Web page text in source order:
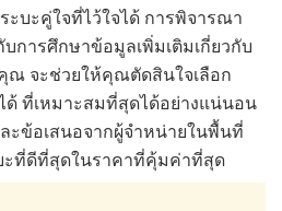
บะคู่ใจที่ไว้ใจได้ การพิจารณา
การศึกษาข้อมูลเพิ่มเติมเกี่ยวกับ
ณ จะช่วยให้คุณตัดสินใจเลือก
ด้ ที่เหมาะสมที่สุดได้อย่างแน่นอน
ะข้อเสนอจากผู้จำหน่ายในพื้นที่
ที่ดีที่สุดในราคาที่คุ้มค่าที่สุด